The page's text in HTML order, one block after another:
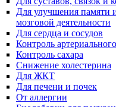
Для улучшения памяти
мозговой деятельности
Для сердца и сосудов
Контроль
Контроль сахара
Снижение холестерина
Для ЖКТ
Для печени и почек
От аллергии